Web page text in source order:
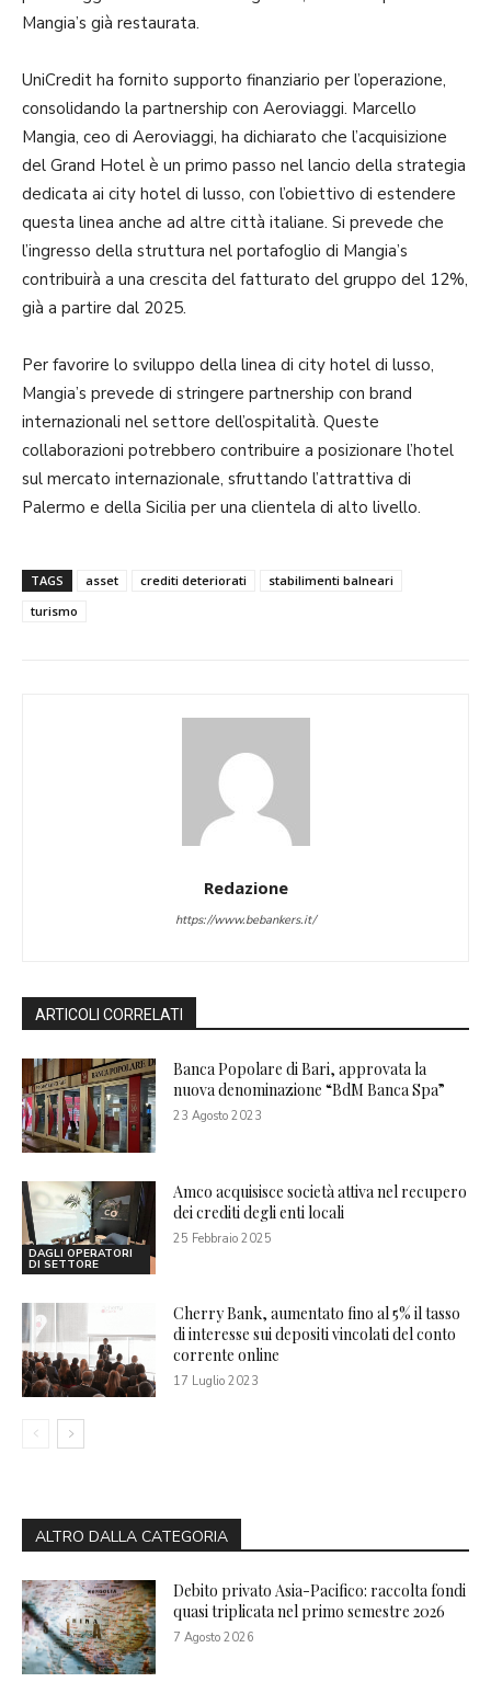
Mangia’s già restaurata.
UniCredit ha fornito supporto finanziario per l’operazione,
consolidando la partnership con Aeroviaggi. Marcello
Mangia, ceo di Aeroviaggi, ha dichiarato che l’acquisizione
del Grand Hotel è un primo passo nel lancio della strategia
dedicata ai city hotel di lusso, con l’obiettivo di estendere
questa linea anche ad altre città italiane. Si prevede che
l’ingresso della struttura nel portafoglio di Mangia’s
contribuirà a una crescita del fatturato del gruppo del 12%,
già a partire dal 2025.
Per favorire lo sviluppo della linea di city hotel di lusso,
Mangia’s prevede di stringere partnership con brand
internazionali nel settore dell’ospitalità. Queste
collaborazioni potrebbero contribuire a posizionare l’hotel
sul mercato internazionale, sfruttando l’attrattiva di
Palermo e della Sicilia per una clientela di alto livello.
TAGS asset crediti deteriorati
stabilimenti balneari
turismo
Redazione
https://www.bebankers.it/
ARTICOLI CORRELATI
Banca Popolare di Bari, approvata la
nuova denominazione “BdM Banca Spa”
23 Agosto 2023
DAGLI OPERATORI
DI SETTORE
Amco acquisisce società attiva nel recupero
dei crediti degli enti locali
25 Febbraio 2025
Cherry Bank, aumentato fino al 5% il tasso
di interesse sui depositi vincolati del conto
corrente online
17 Luglio 2023
ALTRO DALLA CATEGORIA
Debito privato Asia-Pacifico: raccolta fondi
quasi triplicata nel primo semestre 2026
7 Agosto 2026